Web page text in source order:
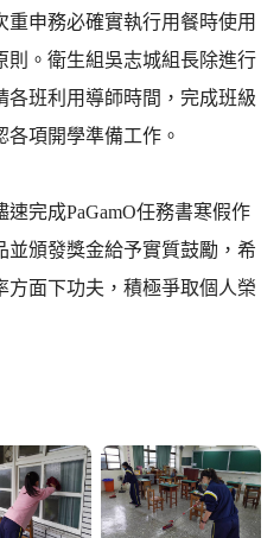
申務必確實執行用餐時使用
則。衛生組吳志城組長除進行
班利用導師時間，完成班級
項開學準備工作。
完成PaGamO任務書寒假作
並頒發獎金給予實質鼓勵，希
面下功夫，積極爭取個人榮